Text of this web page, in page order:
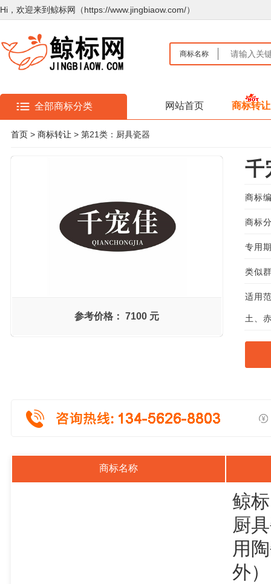
Hi，欢迎来到鲸标网（https://www.jingbiaow.com/）
商标名称
全部商标分类 网站首页 商标转让
首页 > 商标转让 > 第21类：厨具瓷器
参考价格： 7100 元
千
商标
商标
专用
类似
适用
土、
商标名称
鲸
厨
用
外